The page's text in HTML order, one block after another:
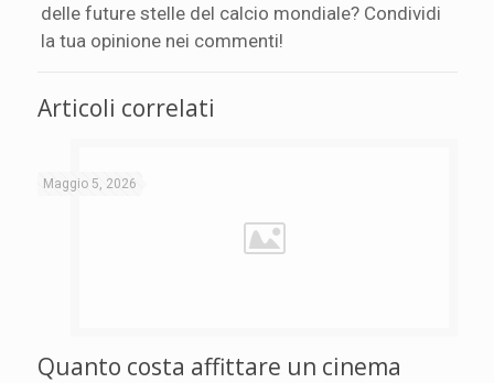
delle future stelle del calcio mondiale? Condividi
la tua opinione nei commenti!
Articoli correlati
Maggio 5, 2026
Quanto costa affittare un cinema